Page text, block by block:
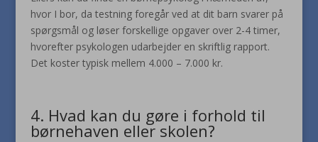
hvor I bor, da testning foregår ved at dit barn svarer på
spørgsmål og løser forskellige opgaver over 2-4 timer,
hvorefter psykologen udarbejder en skriftlig rapport.
Det koster typisk mellem 4.000 – 7.000 kr.
4. Hvad kan du gøre i forhold til
børnehaven eller skolen?